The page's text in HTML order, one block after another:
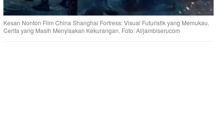
Kesan Nonton Film China Shanghai Fortress: Visual Futuristik yang Memukau,
Cerita yang Masih Menyisakan Kekurangan. Foto: AI/jambiserucom